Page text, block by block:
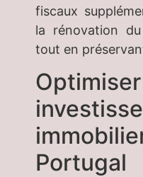
fiscaux
la rénovation
tout en
Portugal